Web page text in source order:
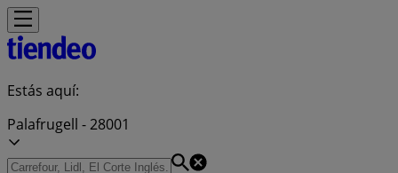
Estás aquí:
Palafrugell - 28001